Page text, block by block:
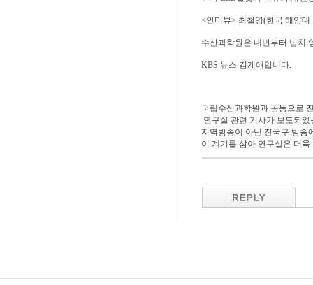
<인터뷰> 최철영(한국 해양
수산과학원은 내년부터 넙치
KBS 뉴스 김계애입니다.
국립수산과학원과 공동으로
연구실 관련 기사가 보도되었
지역방송이 아닌 전국구 방송
이 계기를 삼아 연구실은 더